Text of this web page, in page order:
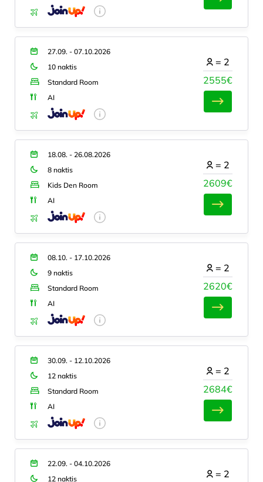
27.09. - 07.10.2026
10 naktis
Standard Room
AI
2555€
= 2
18.08. - 26.08.2026
8 naktis
Kids Den Room
AI
2609€
= 2
08.10. - 17.10.2026
9 naktis
Standard Room
AI
2620€
= 2
30.09. - 12.10.2026
12 naktis
Standard Room
AI
2684€
= 2
22.09. - 04.10.2026
12 naktis
= 2